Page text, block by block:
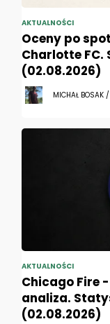
AKTUALNOŚCI
Oceny po
Charlotte FC.
(02.08.2026)
MICHAŁ
AKTUALNOŚCI
Chicago Fire
analiza.
(02.08.2026)